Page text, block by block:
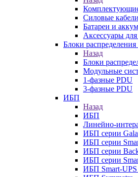
Силовые
Батареи и
Аксессуары
Блоки
Назад
Блоки
Модульные
1-фазные PDU
3-фазные PDU
ИБП
Назад
ИБП
Линейно-
ИБП серии
ИБП серии
ИБП серии
ИБП серии
ИБП Smart-